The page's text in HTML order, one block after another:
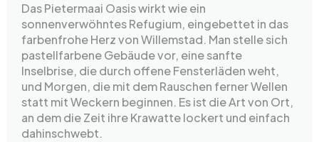
Das Pietermaai Oasis wirkt wie ein
sonnenverwöhntes Refugium, eingebettet in das
farbenfrohe Herz von Willemstad. Man stelle sich
pastellfarbene Gebäude vor, eine sanfte
Inselbrise, die durch offene Fensterläden weht,
und Morgen, die mit dem Rauschen ferner Wellen
statt mit Weckern beginnen. Es ist die Art von Ort,
an dem die Zeit ihre Krawatte lockert und einfach
dahinschwebt.